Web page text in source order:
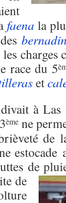
faena la
charges
race du 5
et
à Las
èmene
de
de
de